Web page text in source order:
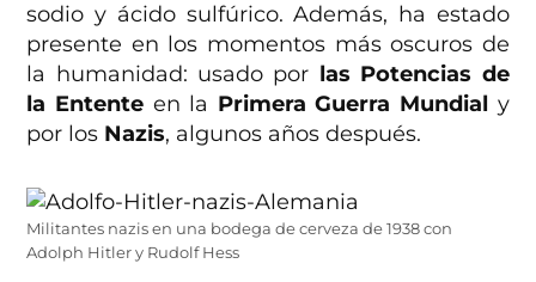
sodio y ácido sulfúrico. Además, ha estado
presente en los momentos más oscuros de
la humanidad: usado por las Potencias de
la Entente en la Primera Guerra Mundial y
por los Nazis, algunos años después.
Militantes nazis en una bodega de cerveza de 1938 con
Adolph Hitler y Rudolf Hess